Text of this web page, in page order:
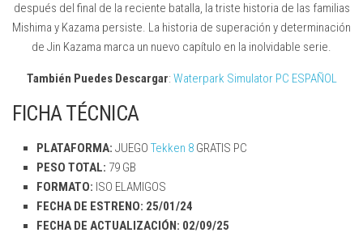
después del final de la reciente batalla, la triste historia de las familias
Mishima y Kazama persiste. La historia de superación y determinación
de Jin Kazama marca un nuevo capítulo en la inolvidable serie.
También Puedes Descargar: Waterpark Simulator PC ESPAÑOL
FICHA TÉCNICA
PLATAFORMA: JUEGO Tekken 8 GRATIS PC
PESO TOTAL: 79 GB
FORMATO: ISO ELAMIGOS
FECHA DE ESTRENO: 25/01/24
FECHA DE ACTUALIZACIÓN: 02/09/25